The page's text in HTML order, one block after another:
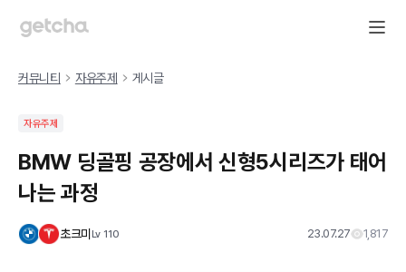
커뮤니티 자유주제 게시글
자유주제
BMW 딩골핑 공장에서 신형5시리즈가 태어
나는 과정
초크미 Lv 110 23.07.27 1,817